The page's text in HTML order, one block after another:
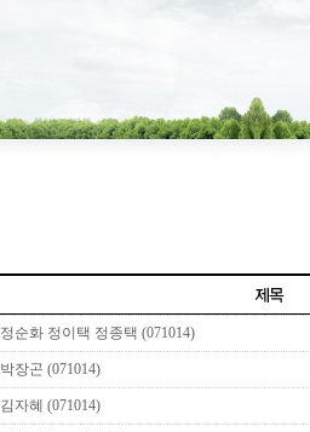
정순화 정이택 정종택 (071014)
박장곤 (071014)
김자혜 (071014)